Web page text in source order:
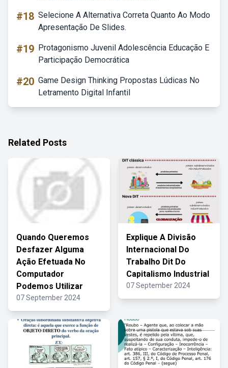
#18 Selecione A Alternativa Correta Quanto Ao Modo
Apresentação De Slides.
#19 Protagonismo Juvenil Adolescência Educação E
Participação Democrática
#20 Game Design Thinking Propostas Lúdicas No
Letramento Digital Infantil
Related Posts
Quando Queremos
Desfazer Alguma
Ação Efetuada No
Computador
Podemos Utilizar
07 September 2024
Explique A Divisão
Internacional Do
Trabalho Dit Do
Capitalismo Industrial
07 September 2024